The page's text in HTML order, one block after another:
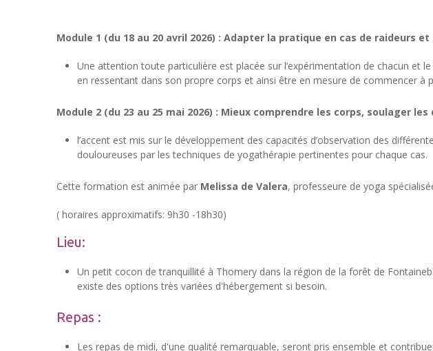
Module 1 (du 18 au 20 avril 2026) : Adapter la pratique en cas de raideurs et
Une attention toute particulière est placée sur l’expérimentation de chacun et
en ressentant dans son propre corps et ainsi être en mesure de commencer à
Module 2 (du 23 au 25 mai 2026) : Mieux comprendre les corps, soulager
l’accent est mis sur le développement des capacités d’observation des
douloureuses par les techniques de yogathérapie pertinentes pour chaque cas.
Cette formation est animée par Melissa de Valera, professeure de yoga
( horaires approximatifs: 9h30 -18h30)
Lieu:
Un petit cocon de tranquillité à Thomery dans la région de la forêt de
existe des options très variées d'hébergement si besoin.
Repas :
Les repas de midi, d'une qualité remarquable, seront pris ensemble et